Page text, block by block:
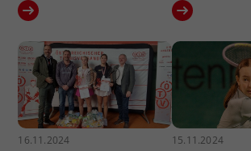
16.11.2024 15.11.2024